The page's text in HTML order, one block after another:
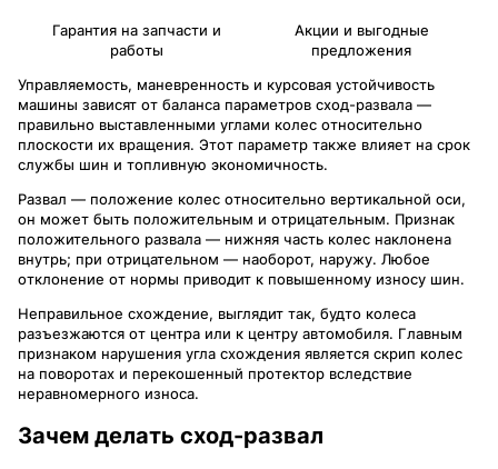
Гарантия на запчасти и
работы
Акции и выгодные
предложения
Управляемость, маневренность и курсовая устойчивость
машины зависят от баланса параметров сход-развала —
правильно выставленными углами колес относительно
плоскости их вращения. Этот параметр также влияет на срок
службы шин и топливную экономичность.
Развал — положение колес относительно вертикальной оси,
он может быть положительным и отрицательным. Признак
положительного развала — нижняя часть колес наклонена
внутрь; при отрицательном — наоборот, наружу. Любое
отклонение от нормы приводит к повышенному износу шин.
Неправильное схождение, выглядит так, будто колеса
разъезжаются от центра или к центру автомобиля. Главным
признаком нарушения угла схождения является скрип колес
на поворотах и перекошенный протектор вследствие
неравномерного износа.
Зачем делать сход-развал